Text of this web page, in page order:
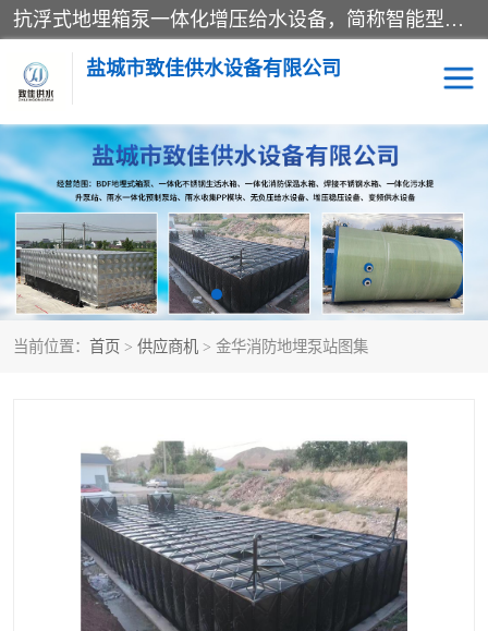
抗浮式地埋箱泵一体化增压给水设备，简称智能型泵站。它由由水泵机组、消防水箱、泵房三大部分组成，其抗浮效果好，因为设计时通过将底板与箱体联在一起，箱体重量抵消了地下水浮力。系统维护好，内部拉筋、泵站、管道，喷淋等各部运行正堂，无一损坏；结构更牢固。
盐城市致佳供水设备有限公司
当前位置： 首页 > 供应商机 > 金华消防地埋泵站图集
消防一体化水箱 地埋箱泵一体化
一体化污水泵站